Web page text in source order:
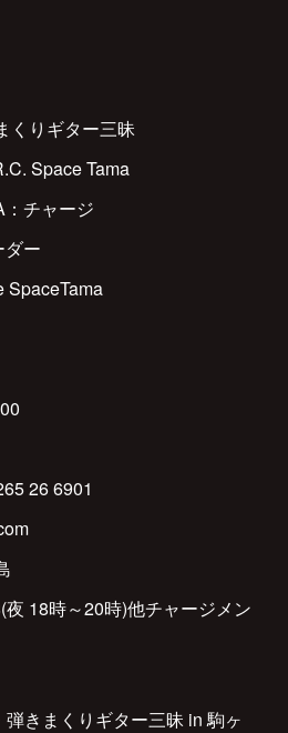
くりギター三昧
Space Tama
チャージ
ー
SpaceTama
26 6901
18時～20時)他チャージメン
きまくりギター三昧 in 駒ヶ